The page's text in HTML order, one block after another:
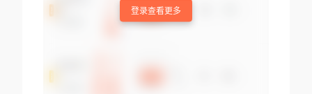
登录查看更多